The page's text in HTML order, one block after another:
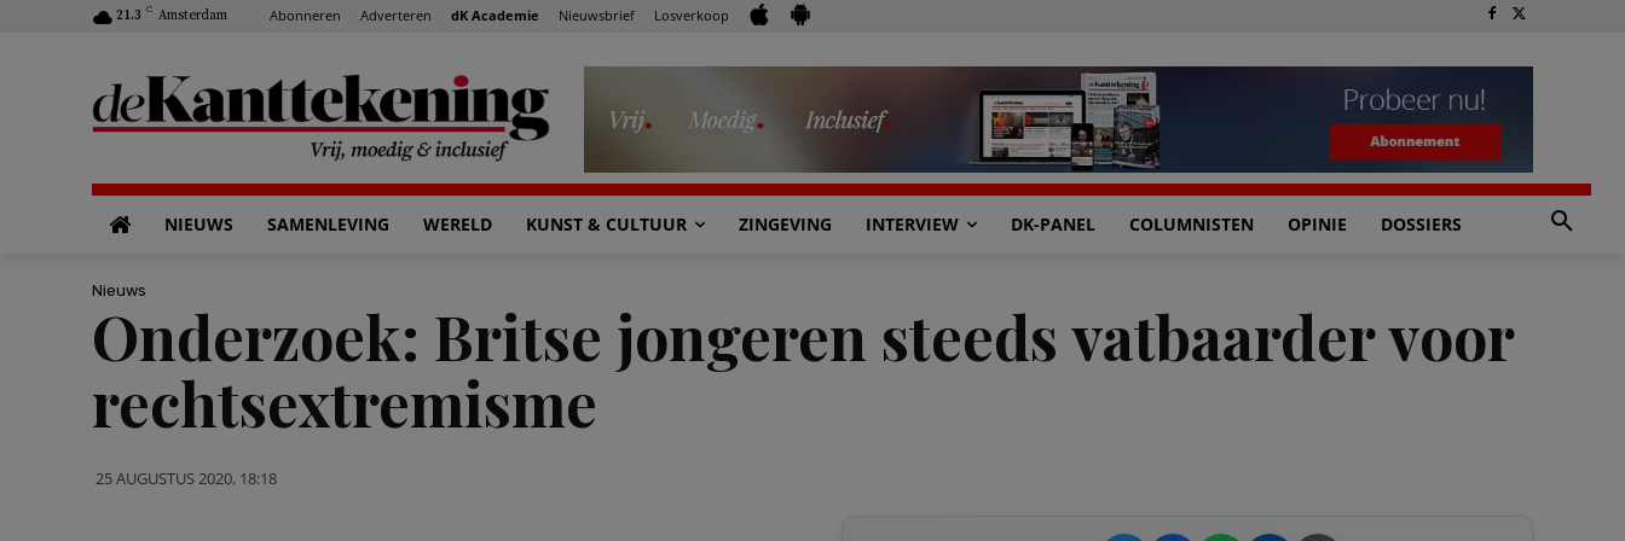
21.3 C Amsterdam Abonneren Adverteren dK Academie Nieuwsbrief Losverkoop
NIEUWS SAMENLEVING WERELD KUNST & CULTUUR ZINGEVING INTERVIEW DK-PANEL COLUMNISTEN OPINIE DOSSIERS
Nieuws
Onderzoek: Britse jongeren steeds vatbaarder voor
rechtsextremisme
25 AUGUSTUS 2020, 18:18